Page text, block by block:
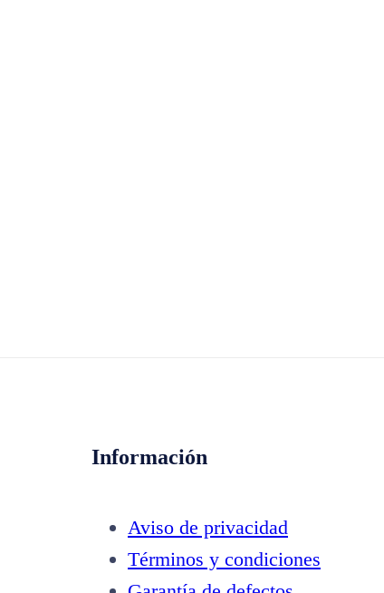
Información
Aviso de privacidad
Términos y condiciones